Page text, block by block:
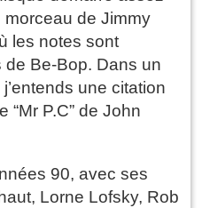
morceau de Jimmy
les notes sont
de Be-Bop. Dans un
une citation
“Mr P.C” de John
90, avec ses
Lorne Lofsky, Rob